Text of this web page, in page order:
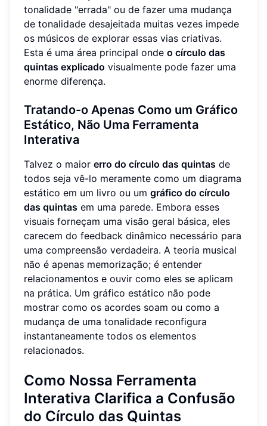
tonalidade "errada" ou de fazer uma mudança
de tonalidade desajeitada muitas vezes impede
os músicos de explorar essas vias criativas.
Esta é uma área principal onde o círculo das
quintas explicado visualmente pode fazer uma
enorme diferença.
Tratando-o Apenas Como um Gráfico
Estático, Não Uma Ferramenta
Interativa
Talvez o maior erro do círculo das quintas de
todos seja vê-lo meramente como um diagrama
estático em um livro ou um gráfico do círculo
das quintas em uma parede. Embora esses
visuais forneçam uma visão geral básica, eles
carecem do feedback dinâmico necessário para
uma compreensão verdadeira. A teoria musical
não é apenas memorização; é entender
relacionamentos e ouvir como eles se aplicam
na prática. Um gráfico estático não pode
mostrar como os acordes soam ou como a
mudança de uma tonalidade reconfigura
instantaneamente todos os elementos
relacionados.
Como Nossa Ferramenta
Interativa Clarifica a Confusão
do Círculo das Quintas